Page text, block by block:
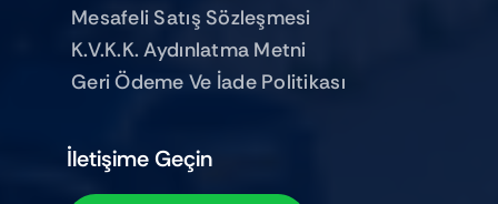
İletişime Geçin
Mesafeli Satış Sözleşmesi
K.V.K.K. Aydınlatma Metni
Geri Ödeme Ve İade Politikası